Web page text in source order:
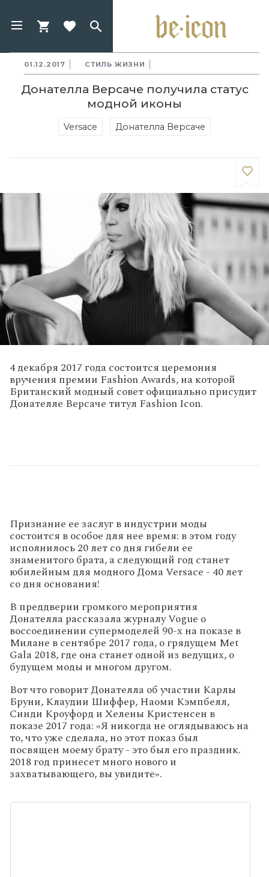
01.12.2017 СТИЛЬ ЖИЗНИ
Донателла Версаче получила статус
модной иконы
Versace Донателла Версаче
4 декабря 2017 года состоится церемония
вручения премии Fashion Awards, на которой
Британский модный совет официально присудит
Донателле Версаче титул Fashion Icon.
Признание ее заслуг в индустрии моды
состоится в особое для нее время: в этом году
исполнилось 20 лет со дня гибели ее
знаменитого брата, а следующий год станет
юбилейным для модного Дома Versace - 40 лет
со дня основания!
В преддверии громкого мероприятия
Донателла рассказала журналу Vogue о
воссоединении супермоделей 90-х на показе в
Милане в сентябре 2017 года, о грядущем Met
Gala 2018, где она станет одной из ведущих, о
будущем моды и многом другом.
Вот что говорит Донателла об участии Карлы
Бруни, Клаудии Шиффер, Наоми Кэмпбелл,
Синди Кроуфорд и Хелены Кристенсен в
показе 2017 года: «Я никогда не оглядываюсь на
то, что уже сделала, но этот показ был
посвящен моему брату - это был его праздник.
2018 год принесет много нового и
захватывающего, вы увидите».